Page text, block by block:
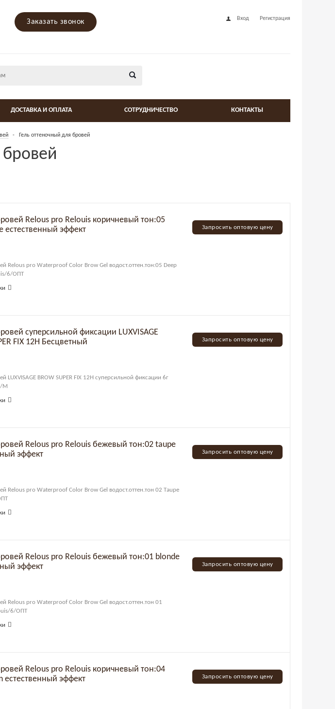
Заказать звонок Вход Регистрация
ДОСТАВКА И ОПЛАТА СОТРУДНИЧЕСТВО КОНТАКТЫ
- Гель оттеночный для бровей
бровей
Relous pro Relouis коричневый тон:05
естественный эффект
Relous pro Waterproof Color Brow Gel водост.оттен.тон:05 Deep
6/ОПТ
Запросить оптовую цену
суперсильной фиксации LUXVISAGE
FIX 12H Бесцветный
LUXVISAGE BROW SUPER FIX 12H суперсильной фиксации 6г
М
Запросить оптовую цену
Relous pro Relouis бежевый тон:02 tаupe
эффект
Relous pro Waterproof Color Brow Gel водост.оттен.тон 02 Tаupe
Запросить оптовую цену
Relous pro Relouis бежевый тон:01 blonde
эффект
Relous pro Waterproof Color Brow Gel водост.оттен.тон 01
6/ОПТ
Запросить оптовую цену
Relous pro Relouis коричневый тон:04
естественный эффект
Запросить оптовую цену